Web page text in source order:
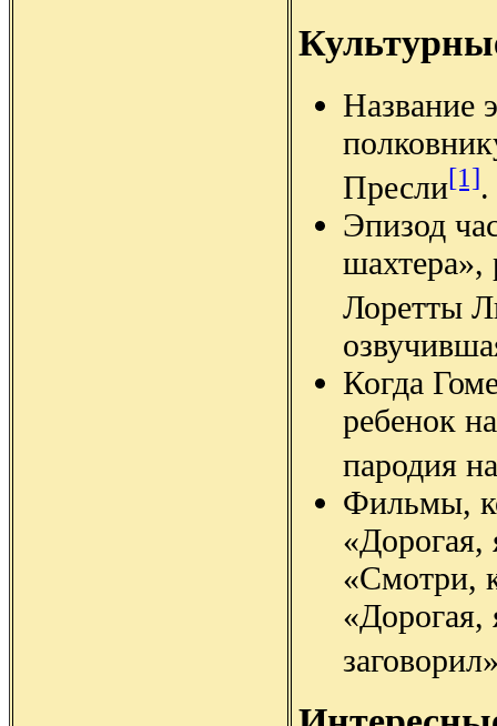
Название
Пресли[1].
Эпизод
шахтера»,
Лоретты
Когда
ребенок
пародия
Фильмы,
«Дорогая,
«Смотри,